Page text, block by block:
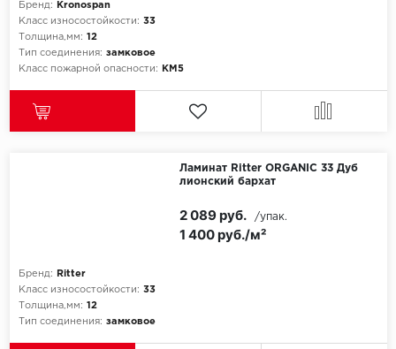
Бренд:
Kronospan
Класс износостойкости: 33
Толщина,мм: 12
Тип соединения: замковое
Класс пожарной опасности:
КМ5
Ламинат Ritter ORGANIC 33 Дуб
лионский бархат
Бренд:
Ritter
Класс износостойкости: 33
Толщина,мм: 12
Тип соединения: замковое
1 400 руб./м²
2 089 руб. /упак.